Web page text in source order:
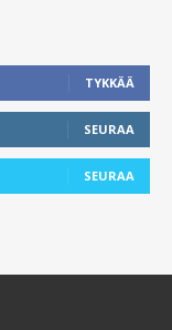
TYKKÄÄ
SEURAA
SEURAA